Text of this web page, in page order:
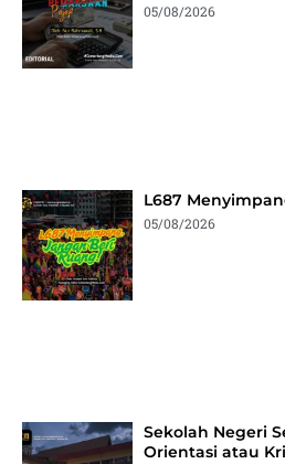
05/08/2026
L687
05/08/2026
Sekolah Negeri
Orientasi atau